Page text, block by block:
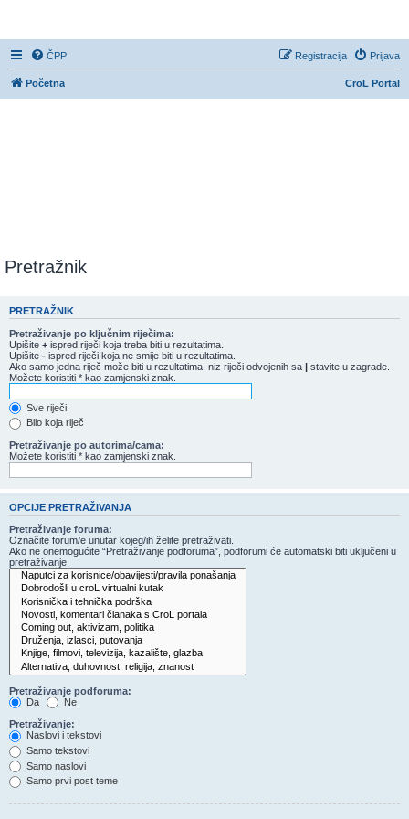
ČPP Prijava
Registracija
CroL Portal
Početna
Pretražnik
PRETRAŽNIK
Pretraživanje po ključnim riječima:
Upišite + ispred riječi koja treba biti u rezultatima.
Upišite - ispred riječi koja ne smije biti u rezultatima.
Ako samo jedna riječ može biti u rezultatima, niz riječi odvojenih sa | stavite u zagrade.
Možete koristiti * kao zamjenski znak.
Sve riječi
Bilo koja riječ
Pretraživanje po autorima/cama:
Možete koristiti * kao zamjenski znak.
OPCIJE PRETRAŽIVANJA
Pretraživanje foruma:
Označite forum/e unutar kojeg/ih želite pretraživati.
Ako ne onemogućite “Pretraživanje podforuma”, podforumi će automatski biti uključeni u
pretraživanje.
Pretraživanje podforuma:
Da
Ne
Pretraživanje:
Naslovi i tekstovi
Samo tekstovi
Samo naslovi
Samo prvi post teme